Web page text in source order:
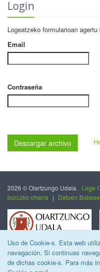
Uso de Cookie-s. Esta web
navegación. Si continuas
de dichas cookie-s. Para más
Login
Logeatzeko formularioan
Email
Contraseña
Descargar archivo
2026 © Oiartzungo Udala. Lege
buruzko oharra | Datuen